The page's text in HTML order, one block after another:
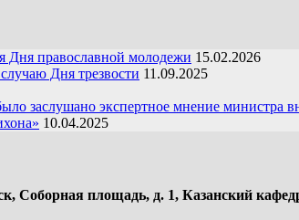
Дня православной молодежи 15.02.2026
Дня трезвости 11.09.2025
заслушано экспертное мнение
10.04.2025
Соборная площадь, д. 1, Казанский